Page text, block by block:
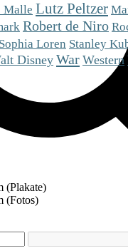
Malle Lutz Peltzer
Robert de Niro
Sophia Loren Stanley
DisneyWar Western
(Plakate)
(Fotos)